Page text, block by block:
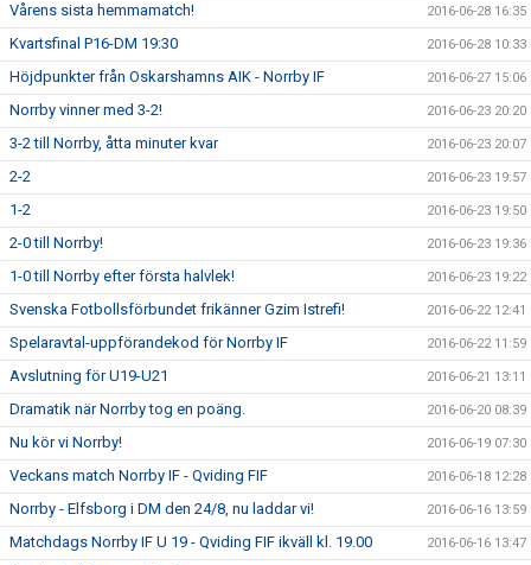
Vårens sista hemmamatch! 2016-06-28 16:35
Kvartsfinal P16-DM 19:30 2016-06-28 10:33
Höjdpunkter från Oskarshamns AIK - Norrby IF 2016-06-27 15:06
Norrby vinner med 3-2! 2016-06-23 20:20
3-2 till Norrby, åtta minuter kvar 2016-06-23 20:07
2-2 2016-06-23 19:57
1-2 2016-06-23 19:50
2-0 till Norrby! 2016-06-23 19:36
1-0 till Norrby efter första halvlek! 2016-06-23 19:22
Svenska Fotbollsförbundet frikänner Gzim Istrefi! 2016-06-22 12:41
Spelaravtal-uppförandekod för Norrby IF 2016-06-22 11:59
Avslutning för U19-U21 2016-06-21 13:11
Dramatik när Norrby tog en poäng. 2016-06-20 08:39
Nu kör vi Norrby! 2016-06-19 07:30
Veckans match Norrby IF - Qviding FIF 2016-06-18 12:28
Norrby - Elfsborg i DM den 24/8, nu laddar vi! 2016-06-16 13:59
Matchdags Norrby IF U 19 - Qviding FIF ikväll kl. 19.00 2016-06-16 13:47